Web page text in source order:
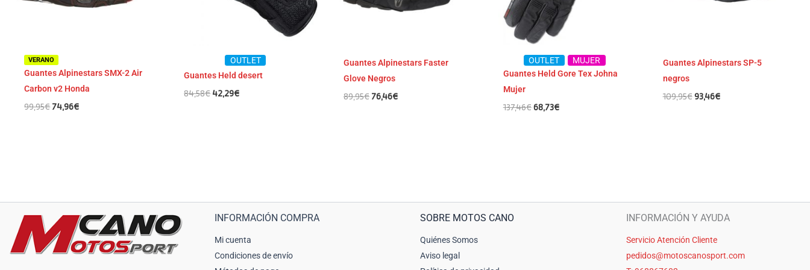
VERANO
Guantes Alpinestars SMX-2 Air
Carbon v2 Honda
99,95€74,96€
OUTLET
Guantes Held desert
84,58€ 42,29€
Guantes Alpinestars Faster
Glove Negros
89,95€ 76,46€
OUTLET
MUJER
Guantes Held Gore Tex Johna
Mujer
137,46€68,73€
Guantes Alpinestars SP-5
negros
109,95€93,46€
INFORMACIÓN COMPRA
Mi cuenta
Condiciones de envío
SOBRE MOTOS CANO
Quiénes Somos
Aviso legal
INFORMACIÓN Y AYUDA
Servicio Atención Cliente
pedidos@motoscanosport.com